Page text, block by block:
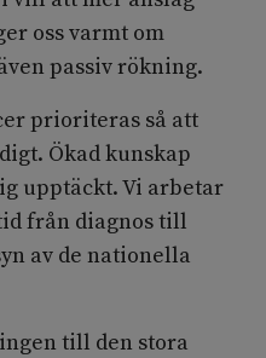
oss varmt om
passiv rökning.
prioriteras så att
Ökad kunskap
upptäckt. Vi arbetar
från diagnos till
av de nationella
till den stora